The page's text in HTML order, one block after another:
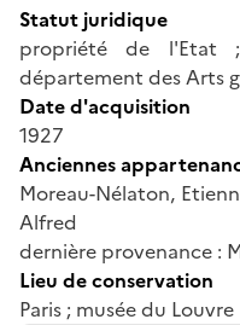
Statut juridique
propriété de l'Etat
département des Arts
Date d'acquisition
1927
Anciennes
Moreau-Nélaton,
Alfred
dernière provenance :
Lieu de conservation
Paris ; musée du Louvre